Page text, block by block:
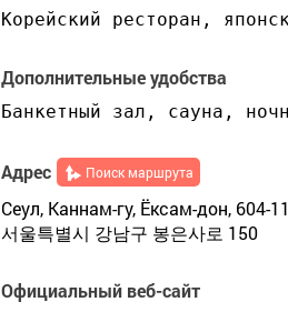
Дополнительные удобства
Адрес Поиск маршрута
Сеул, Каннам-гу, Ёксам-дон, 604-11
서울특별시 강남구 봉은사로 150
Официальный веб-сайт